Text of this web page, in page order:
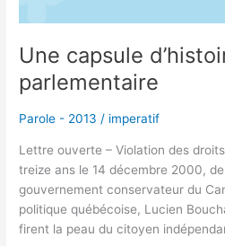
Une capsule
parlementaire
Parole - 2013 / imperatif
Lettre ouverte – Violation des
treize ans le 14 décembre 2000,
gouvernement conservateur du
politique québécoise, Lucien
firent la peau du citoyen